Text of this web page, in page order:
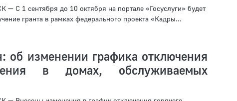
С 1 сентября до 10 октября на портале «Госуслуги» будет
гранта в рамках федерального проекта «Кадры...
об изменении графика отключения
в домах, обслуживаемых